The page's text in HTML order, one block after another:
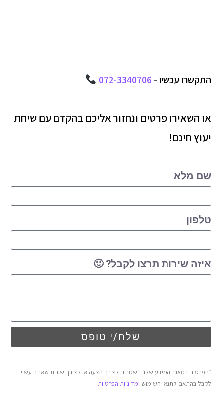
התקשרו עכשיו - 072-3340706
או השאירו פרטים ונחזור אליכם בהקדם עם שיחת
יעוץ חינם!
שם מלא
טלפון
איזה שירות תרצו לקבל? 🙂
שלח/י טופס
*הפרטים במאגר המידע שלנו נשמרים לצורך הצעה או לצורך שירות שאתה עשוי
לקבל בהתאם לתנאי השימוש ומדיניות הפרטיות